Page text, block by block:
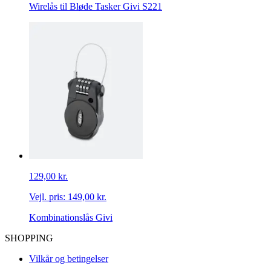
Wirelås til Bløde Tasker Givi S221
129,00 kr.
Vejl. pris: 149,00 kr.
Kombinationslås Givi
SHOPPING
Vilkår og betingelser